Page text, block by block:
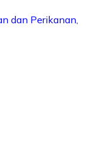
dan Perikanan,